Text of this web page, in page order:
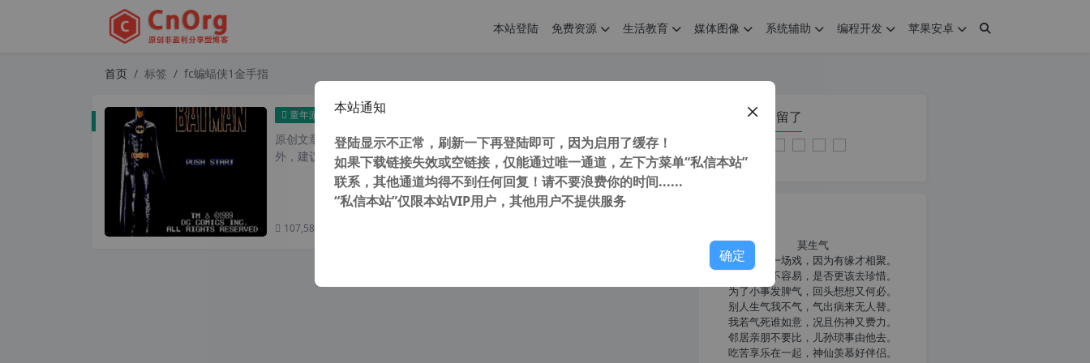
本站登陆 免费资源 生活教育 媒体图像 系统辅助 编程开发 苹果安卓
首页 标签 fc蝙蝠侠1金手指
童年游戏 童年游戏 FC 红白机 小霸王 蝙蝠侠1 一命通关 视频（含金手指代码 ）
原创文章，转载请注明： 转载自 cnorg.12hp.de 注意： 由于网站空间位于国
外，建议避开晚上的访问高...
107,586 次浏览
您在本页停留了
莫生气
人生就像一场戏，因为有缘才相聚。
相扶到老不容易，是否更该去珍惜。
为了小事发脾气，回头想想又何必。
别人生气我不气，气出病来无人替。
我若气死谁如意，况且伤神又费力。
邻居亲朋不要比，儿孙琐事由他去。
吃苦享乐在一起，神仙羡慕好伴侣。
本站通知
登陆显示不正常，刷新一下再登陆即可，因为启用了缓存！
如果下载链接失效或空链接，仅能通过唯一通道，左下方菜单“私信本站”
联系，其他通道均得不到任何回复！请不要浪费你的时间......
“私信本站”仅限本站VIP用户，其他用户不提供服务
确定